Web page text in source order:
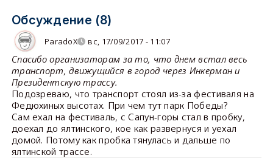
Обсуждение (8)
ParadoX вс, 17/09/2017 - 11:07
Спасибо организаторам за то, что днем встал весь
транспорт, движущийся в город через Инкерман и
Президентскую трассу.
Подозреваю, что транспорт стоял из-за фестиваля на
Федюхиных высотах. При чем тут парк Победы?
Сам ехал на фестиваль, с Сапун-горы стал в пробку,
доехал до ялтинского, кое как развернуся и уехал
домой. Потому как пробка тянулась и дальше по
ялтинской трассе.